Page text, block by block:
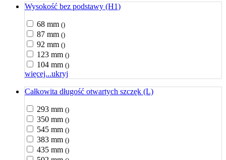
Wysokość bez podstawy (H1)
68 mm ()
87 mm ()
92 mm ()
123 mm ()
104 mm ()
więcej...ukryj
Całkowita długość otwartych szczęk (L)
293 mm ()
350 mm ()
545 mm ()
383 mm ()
435 mm ()